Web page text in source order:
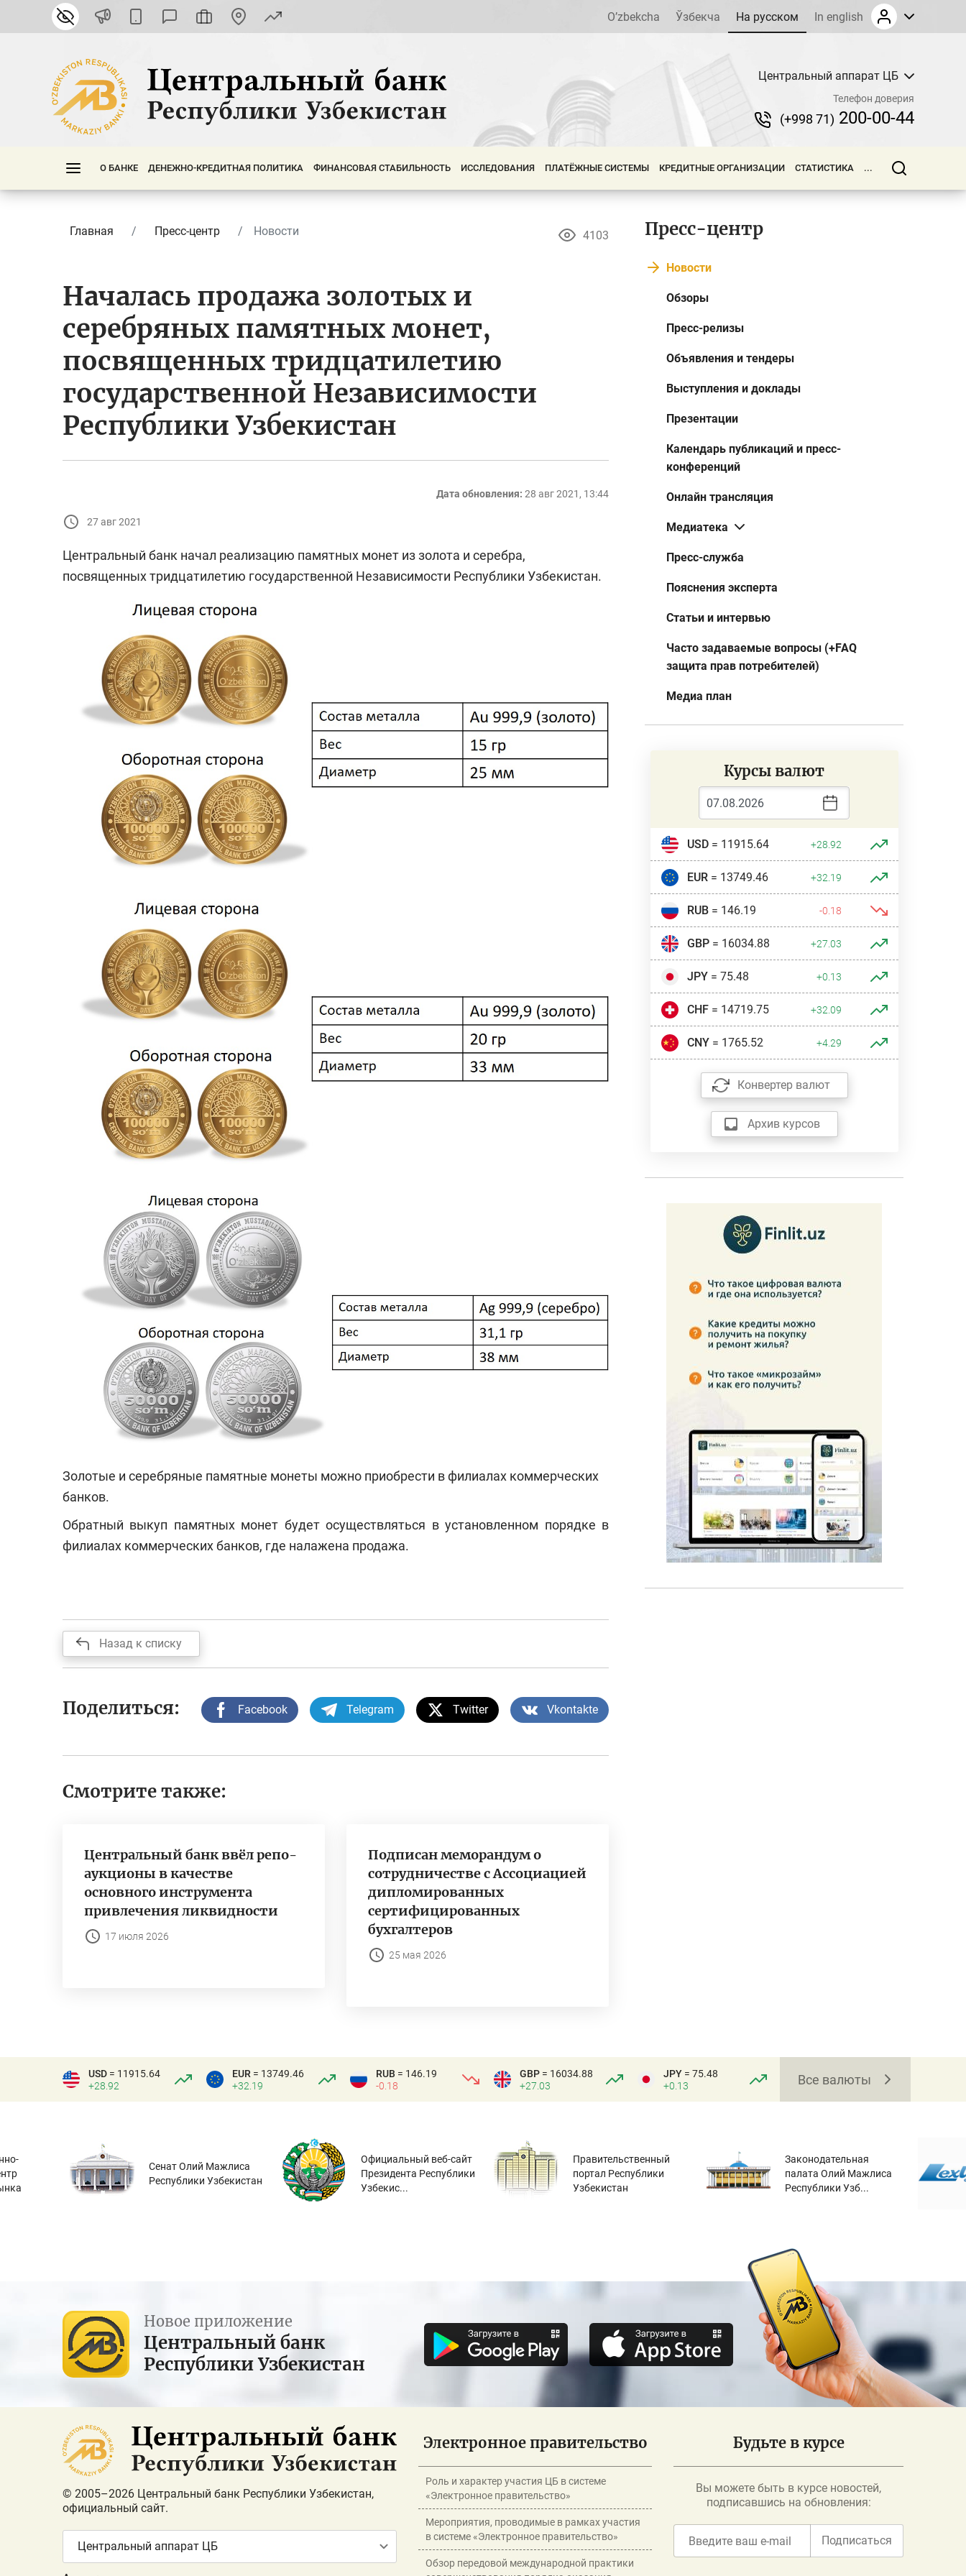
O’zbekcha Ўзбекча На русском In english
Центральный аппарат ЦБ
Телефон доверия
(+998 71) 200-00-44
О БАНКЕ ДЕНЕЖНО-КРЕДИТНАЯ ПОЛИТИКА ФИНАНСОВАЯ СТАБИЛЬНОСТЬ ИССЛЕДОВАНИЯ ПЛАТЁЖНЫЕ СИСТЕМЫ КРЕДИТНЫЕ ОРГАНИЗАЦИИ СТАТИСТИКА ...
Главная Пресс-центр Новости 4103
Началась продажа золотых и
серебряных памятных монет,
посвященных тридцатилетию
государственной Независимости
Республики Узбекистан
Дата обновления: 28 авг 2021, 13:44
27 авг 2021
Центральный банк начал реализацию памятных монет из золота и серебра,
посвященных тридцатилетию государственной Независимости Республики Узбекистан.
Золотые и серебряные памятные монеты можно приобрести в филиалах коммерческих
банков.
Обратный выкуп памятных монет будет осуществляться в установленном порядке в
филиалах коммерческих банков, где налажена продажа.
Назад к списку
Поделиться: Facebook Telegram Twitter Vkontakte
Смотрите также:
Центральный банк ввёл репо-
аукционы в качестве
основного инструмента
привлечения ликвидности
17 июля 2026
Подписан меморандум о
сотрудничестве с Ассоциацией
дипломированных
сертифицированных
бухгалтеров
25 мая 2026
Пресс-центр
Новости
Обзоры
Пресс-релизы
Объявления и тендеры
Выступления и доклады
Презентации
Календарь публикаций и пресс-
конференций
Онлайн трансляция
Медиатека
Пресс-служба
Пояснения эксперта
Статьи и интервью
Часто задаваемые вопросы (+FAQ
защита прав потребителей)
Медиа план
Курсы валют
USD= 11915.64 +28.92
EUR= 13749.46 +32.19
RUB= 146.19 -0.18
GBP= 16034.88 +27.03
JPY= 75.48 +0.13
CHF= 14719.75 +32.09
CNY= 1765.52 +4.29
Конвертер валют
Архив курсов
USD = 11915.64
+28.92
EUR = 13749.46
+32.19
RUB = 146.19
-0.18
GBP = 16034.88
+27.03
JPY = 75.48
+0.13
Все валюты
Сенат Олий Мажлиса
Республики Узбекистан
Официальный веб-сайт
Президента Республики
Узбекис...
Правительственный
портал Республики
Узбекистан
Законодательная
палата Олий Мажлиса
Республики Узб...
Новое приложение
Центральный банк
Республики Узбекистан
© 2005–2026 Центральный банк Республики Узбекистан,
официальный сайт.
Центральный аппарат ЦБ
Электронное правительство
Роль и характер участия ЦБ в системе
«Электронное правительство»
Мероприятия, проводимые в рамках участия
в системе «Электронное правительство»
Обзор передовой международной практики
Будьте в курсе
Вы можете быть в курсе новостей,
подписавшись на обновления:
Подписаться